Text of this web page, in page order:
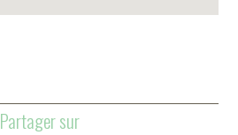
Partager sur